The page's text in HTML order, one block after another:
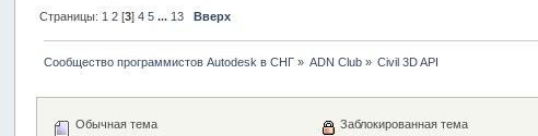
Страницы: 1 2[3] 4 5 ... 13 Вверх
Сообщество программистов Autodesk в СНГ» ADN Club » Civil 3D API
Обычная тема Заблокированная тема